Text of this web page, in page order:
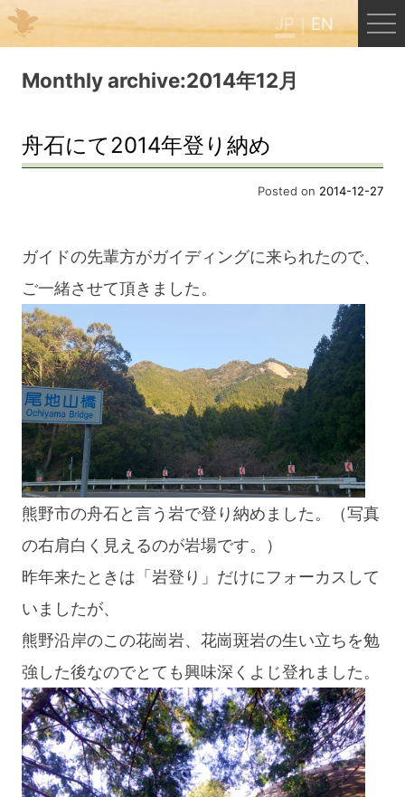
JP EN
Menu
JP EN
B&B Cafe ほんぐう
くまのバックパッカーズ
くまのエクスペリエンス
blog
Monthly archive:2014年12月
舟石にて2014年登り納め
Posted on 2014-12-27
ガイドの先輩方がガイディングに来られたので、
ご一緒させて頂きました。
熊野市の舟石と言う岩で登り納めました。（写真
の右肩白く見えるのが岩場です。）
昨年来たときは「岩登り」だけにフォーカスして
いましたが、
熊野沿岸のこの花崗岩、花崗斑岩の生い立ちを勉
強した後なのでとても興味深くよじ登れました。